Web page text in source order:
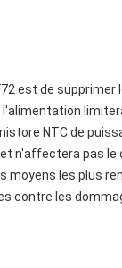
est de
l'alimentation
NTC de
n'affectera pas
moyens les plus
contre les